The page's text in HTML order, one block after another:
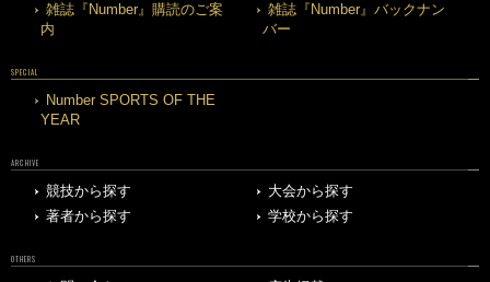
雑誌『Number』購読のご案
内
雑誌『Number』バックナン
バー
SPECIAL
Number SPORTS OF THE
YEAR
ARCHIVE
競技から探す
大会から探す
著者から探す
学校から探す
OTHERS